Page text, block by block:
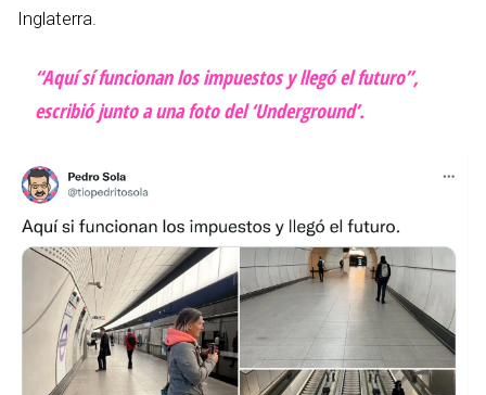
Inglaterra.
“Aquí sí funcionan los impuestos y llegó el futuro”,
escribió junto a una foto del ‘Underground’.